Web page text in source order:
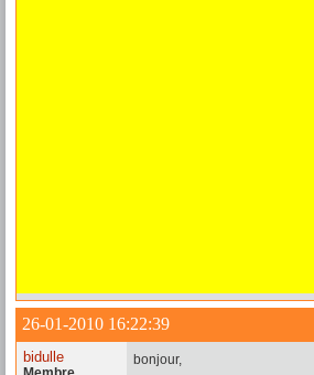
26-01-2010 16:22:39
bidulle bonjour,